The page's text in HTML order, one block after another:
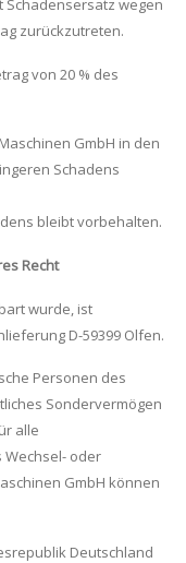
wegen
zurückzutreten.
von 20 % des
GmbH in den
Schadens
bleibt vorbehalten.
Recht
wurde, ist
D-59399 Olfen.
Personen des
Sondervermögen
alle
Wechsel- oder
GmbH können
Deutschland